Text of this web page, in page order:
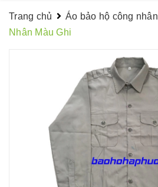
Trang chủ Áo bảo hộ công nhân
Nhân Màu Ghi